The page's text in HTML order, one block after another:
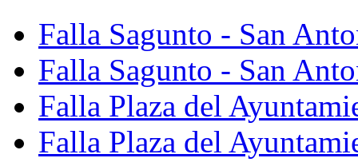
Falla Sagunto - San
Falla Sagunto - San
Falla Plaza del
Falla Plaza del